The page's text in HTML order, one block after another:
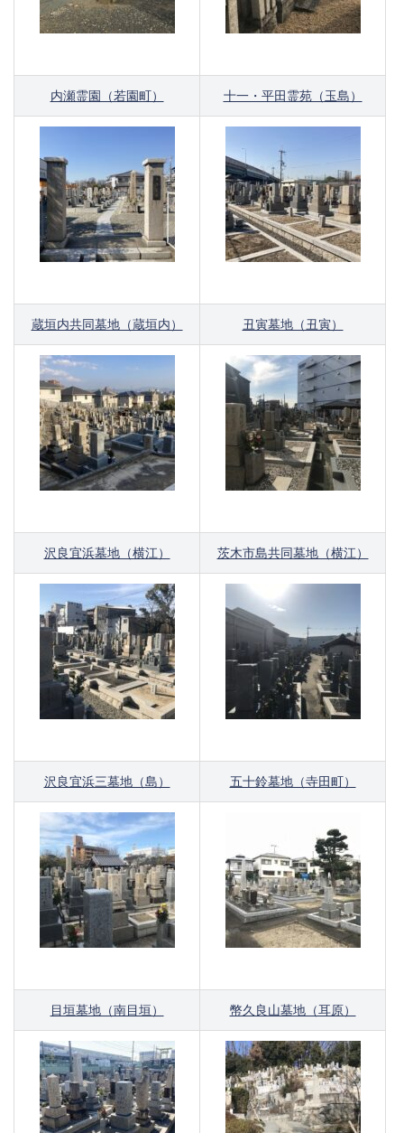
内瀬霊園（若園町） 十一・平田霊苑（玉島）
蔵垣内共同墓地（蔵垣内） 丑寅墓地（丑寅）
沢良宜浜墓地（横江） 茨木市島共同墓地（横江）
沢良宜浜三墓地（島） 五十鈴墓地（寺田町）
目垣墓地（南目垣） 幣久良山墓地（耳原）